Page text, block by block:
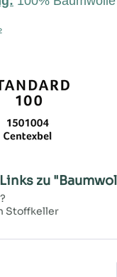
zu
Stoffkeller